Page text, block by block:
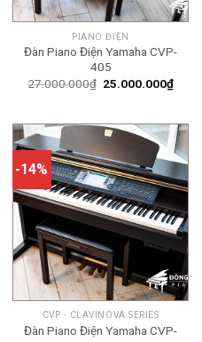
PIANO ĐIỆN
Đàn Piano Điện Yamaha CVP-
405
27.000.000₫ Giá
25.000.000₫Giá
-14%
CVP - CLAVINOVA SERIES
Đàn Piano Điện Yamaha CVP-